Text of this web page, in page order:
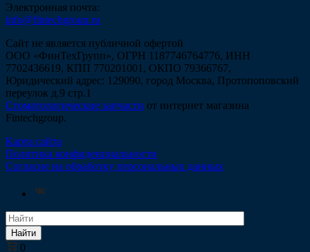
Электронная почта:
info@fintechgroup.ru
Сайт не является публичной офертой
ООО «ФинТехГрупп», ОГРН 1187746764776, ИНН
7702436619, КПП 770201001, ОКПО 79366767,
Юридический адрес: 129090, город Москва, Протопоповский
переулок д.9 стр.1
Стоматологические запчасти от интернет магазина
Fintechgroup.
Карта сайта
Политика конфиденциальности
Согласие на обработку персональных данных
Найти
0